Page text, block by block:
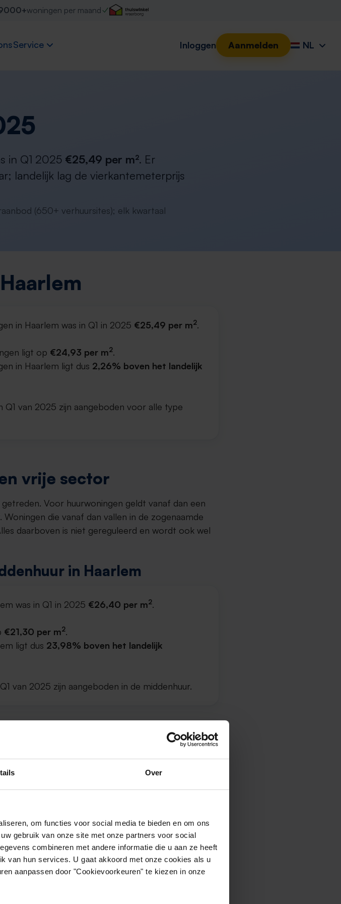
Over
om functies voor social media te bieden en om ons
gebruik van onze site met onze partners voor social
combineren met andere informatie die u aan ze heeft
van hun services. U gaat akkoord met onze cookies als u
aanpassen door "Cookievoorkeuren" te kiezen in onze
woningen per maand
Service Inloggen Aanmelden NL
in Q1 2025 €25,49 per m². Er
landelijk lag de vierkantemeterprijs
(650+ verhuursites); elk kwartaal
in Haarlem was in Q1 in 2025 €25,49 per m2.
ligt op €24,93 per m2.
in Haarlem ligt dus 2,26% boven het landelijk
Q1 van 2025 zijn aangeboden voor alle type
vrije sector
Voor huurwoningen geldt vanaf dan een
die vanaf dan vallen in de zogenaamde
daarboven is niet gereguleerd en wordt ook wel
in Haarlem
was in Q1 in 2025 €26,40 per m2.
€21,30 per m2.
ligt dus 23,98% boven het landelijk
van 2025 zijn aangeboden in de middenhuur.
sector in Haarlem
was in Q1 in 2025 2.
ligt dus
Q1 van 2025 zijn aangeboden in de vrije sector.